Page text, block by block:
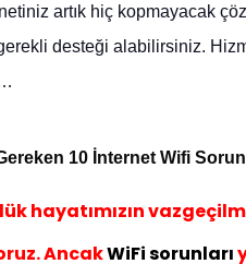
artık hiç kopmayacak
desteği alabilirsiniz.
10 İnternet Wifi
hayatımızın
AncakWiFi sorunları